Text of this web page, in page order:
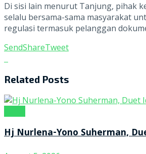
Di sisi lain menurut Tanjung, pihak
selalu bersama-sama masyarakat
regulasi termasuk pelanggan
SendShareTweet
Related Posts
Hj Nurlena-Yono Suherman,